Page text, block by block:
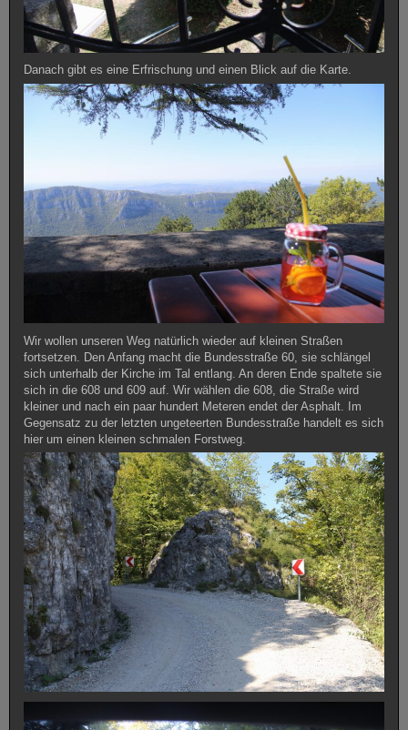
Danach gibt es eine Erfrischung und einen Blick auf die Karte.
Wir wollen unseren Weg natürlich wieder auf kleinen Straßen
fortsetzen. Den Anfang macht die Bundesstraße 60, sie schlängel
sich unterhalb der Kirche im Tal entlang. An deren Ende spaltete sie
sich in die 608 und 609 auf. Wir wählen die 608, die Straße wird
kleiner und nach ein paar hundert Meteren endet der Asphalt. Im
Gegensatz zu der letzten ungeteerten Bundesstraße handelt es sich
hier um einen kleinen schmalen Forstweg.